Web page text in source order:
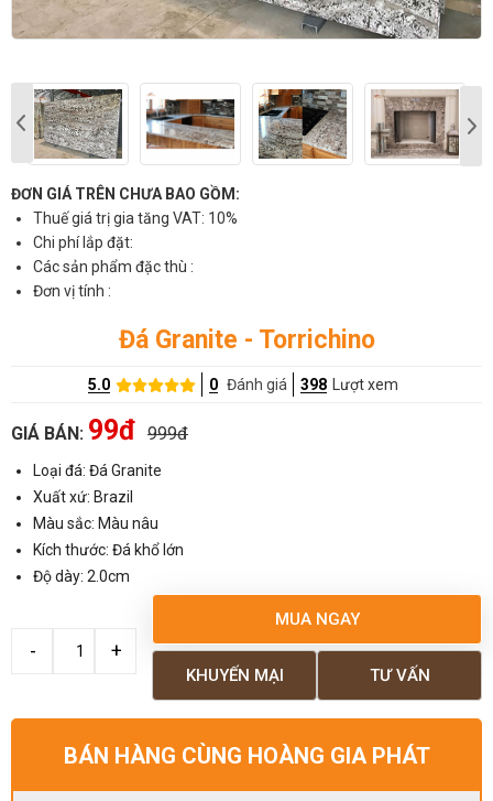
ĐƠN GIÁ TRÊN CHƯA BAO GỒM:
Thuế giá trị gia tăng VAT: 10%
Chi phí lắp đặt:
Các sản phẩm đặc thù :
Đơn vị tính :
Đá Granite - Torrichino
5.0 0 Đánh giá 398 Lượt xem
GIÁ BÁN: 99đ 999đ
Loại đá: Đá Granite
Xuất xứ: Brazil
Màu sắc: Màu nâu
Kích thước: Đá khổ lớn
Độ dày: 2.0cm
MUA NGAY
TƯ VẤN
KHUYẾN MẠI
BÁN HÀNG CÙNG HOÀNG GIA PHÁT